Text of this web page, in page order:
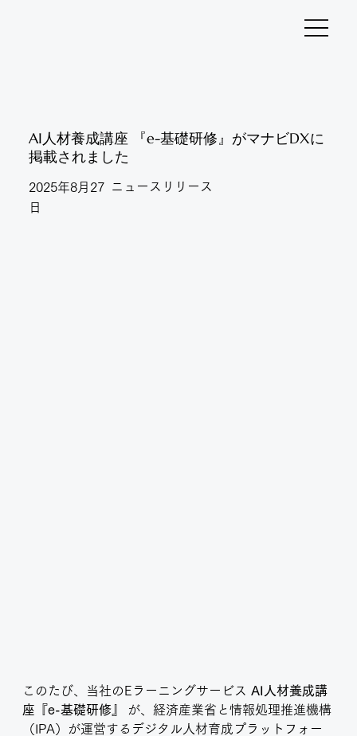
AI人材養成講座 『e-基礎研修』がマナビDXに
掲載されました
2025年8月27
日
ニュースリリース
このたび、当社のEラーニングサービス AI人材養成講
座『e-基礎研修』
が、経済産業省と情報処理推進機構
（IPA）が運営するデジタル人材育成プラットフォー